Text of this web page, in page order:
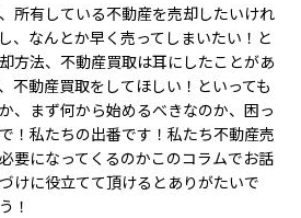
所有している不動産を売却したいけれ
、なんとか早く売ってしまいたい！と
方法、不動産買取は耳にしたことがあ
不動産買取をしてほしい！といっても
、まず何から始めるべきなのか、困っ
！私たちの出番です！私たち不動産売
要になってくるのかこのコラムでお話
けに役立てて頂けるとありがたいで
！